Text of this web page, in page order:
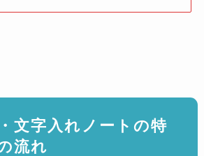
文字入れノートの特
流れ